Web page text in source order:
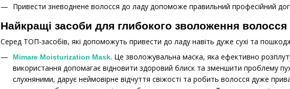
Привести зневоднене волосся до ладу допоможе правильний професійний
Найкращі засоби для глибокого зволоження волосся
Серед ТОП-засобів, які допоможуть привести до ладу навіть дуже сухі та
Mimare Moisturization Mask. Це зволожувальна маска, яка ефективно
використання допомагає відновити здоровий блиск та зменшити проблему
слухняними, дарує неймовірне відчуття свіжості та робить волосся дуже